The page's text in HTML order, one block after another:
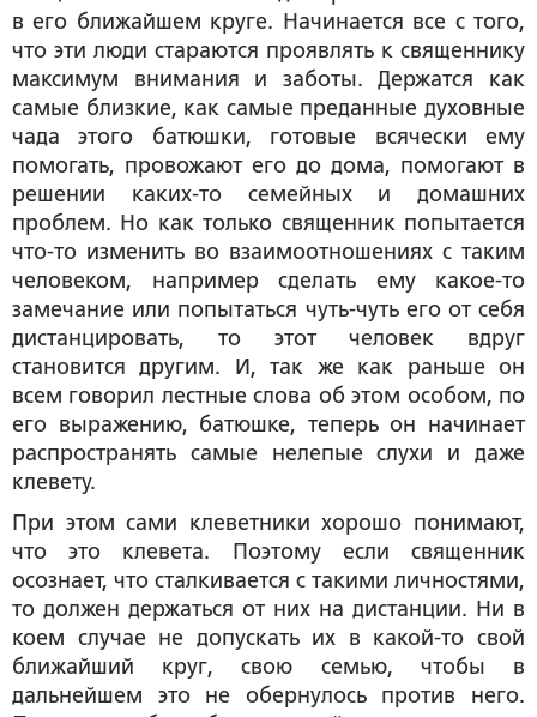
в его ближайшем круге. Начинается все с того,
что эти люди стараются проявлять к священнику
максимум внимания и заботы. Держатся как
самые близкие, как самые преданные духовные
чада этого батюшки, готовые всячески ему
помогать, провожают его до дома, помогают в
решении каких-то семейных и домашних
проблем. Но как только священник попытается
что-то изменить во взаимоотношениях с таким
человеком, например сделать ему какое-то
замечание или попытаться чуть-чуть его от себя
дистанцировать, то этот человек вдруг
становится другим. И, так же как раньше он
всем говорил лестные слова об этом особом, по
его выражению, батюшке, теперь он начинает
распространять самые нелепые слухи и даже
клевету.
При этом сами клеветники хорошо понимают,
что это клевета. Поэтому если священник
осознает, что сталкивается с такими личностями,
то должен держаться от них на дистанции. Ни в
коем случае не допускать их в какой-то свой
ближайший круг, свою семью, чтобы в
дальнейшем это не обернулось против него.